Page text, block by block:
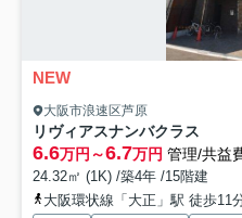
NEW
大阪市浪速区芦原
リヴィアスナンバクラス
6.6万円～6.7万円 管理/共益
24.32㎡ (1K) /築4年 /15階建
大阪環状線「大正」駅 徒歩11